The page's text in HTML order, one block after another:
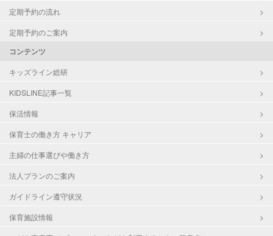
定期予約の流れ
定期予約のご案内
コンテンツ
キッズライン総研
KIDSLINE記事一覧
保活情報
保育士の働き方 キャリア
主婦の仕事選びや働き方
法人プランのご案内
ガイドライン遵守状況
保育施設情報